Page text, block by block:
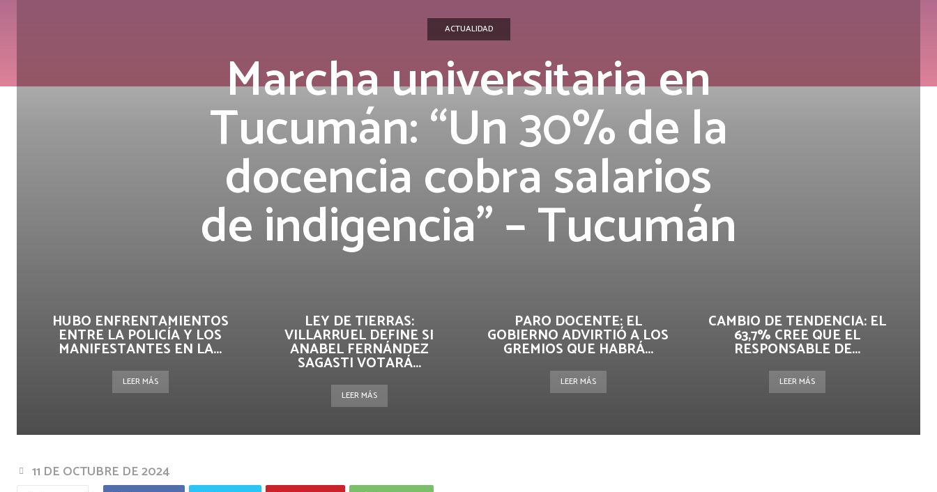
ACTUALIDAD
Marcha universitaria en
Tucumán: “Un 30% de la
docencia cobra salarios
de indigencia” – Tucumán
HUBO ENFRENTAMIENTOS
ENTRE LA POLICÍA Y LOS
MANIFESTANTES EN LA...
LEER MÁS
LEY DE TIERRAS:
VILLARRUEL DEFINE SI
ANABEL FERNÁNDEZ
SAGASTI VOTARÁ...
LEER MÁS
PARO DOCENTE: EL
GOBIERNO ADVIRTIÓ A LOS
GREMIOS QUE HABRÁ...
LEER MÁS
CAMBIO DE TENDENCIA: EL
63,7% CREE QUE EL
RESPONSABLE DE...
LEER MÁS
11 DE OCTUBRE DE 2024